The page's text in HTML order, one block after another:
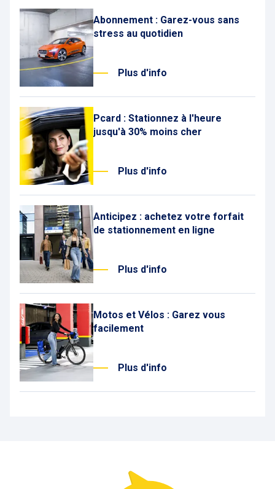
Abonnement : Garez-vous sans
stress au quotidien
Plus d'info
Pcard : Stationnez à l'heure
jusqu'à 30% moins cher
Plus d'info
Anticipez : achetez votre forfait
de stationnement en ligne
Plus d'info
Motos et Vélos : Garez vous
facilement
Plus d'info